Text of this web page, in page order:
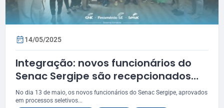
14/05/2025
Integração: novos funcionários do
Senac Sergipe são recepcionados
pelo Diretor Regional
No dia 13 de maio, os novos funcionários do Senac Sergipe, aprovados
em processos seletivos...